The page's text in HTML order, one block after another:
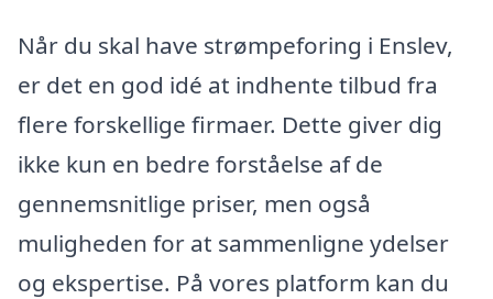
Når du skal have strømpeforing i Enslev,
er det en god idé at indhente tilbud fra
flere forskellige firmaer. Dette giver dig
ikke kun en bedre forståelse af de
gennemsnitlige priser, men også
muligheden for at sammenligne ydelser
og ekspertise. På vores platform kan du